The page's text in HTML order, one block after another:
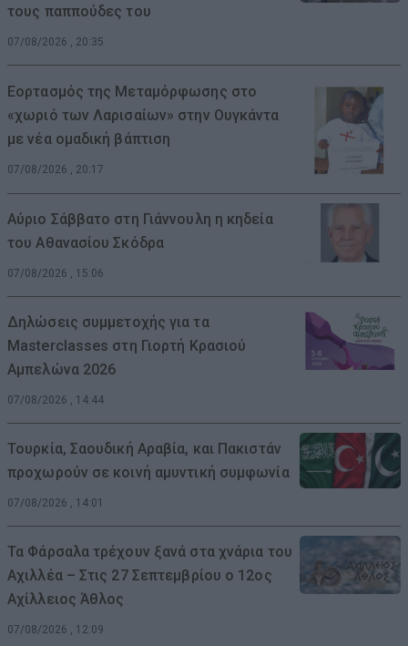
τους παππούδες του
07/08/2026 , 20:35
Εορτασμός της Μεταμόρφωσης στο
«χωριό των Λαρισαίων» στην Ουγκάντα
με νέα ομαδική βάπτιση
07/08/2026 , 20:17
Αύριο Σάββατο στη Γιάννουλη η κηδεία
του Αθανασίου Σκόδρα
07/08/2026 , 15:06
Δηλώσεις συμμετοχής για τα
Masterclasses στη Γιορτή Κρασιού
Αμπελώνα 2026
07/08/2026 , 14:44
Τουρκία, Σαουδική Αραβία, και Πακιστάν
προχωρούν σε κοινή αμυντική συμφωνία
07/08/2026 , 14:01
Τα Φάρσαλα τρέχουν ξανά στα χνάρια του
Αχιλλέα – Στις 27 Σεπτεμβρίου ο 12ος
Αχίλλειος Άθλος
07/08/2026 , 12:09